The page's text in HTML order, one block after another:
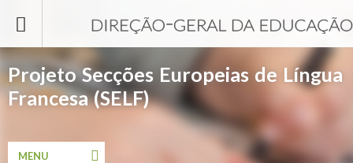
Projeto Secções Europeias de Língua
Francesa (SELF)
MENU